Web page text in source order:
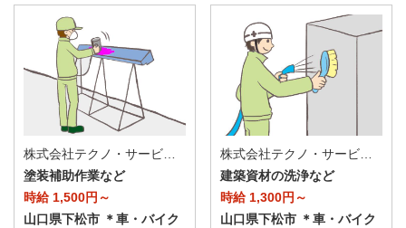
塗装補助作業など
時給 1,500円～
山口県下松市 ＊車・バイク
建築資材の洗浄など
時給 1,300円～
山口県下松市 ＊車・バイク